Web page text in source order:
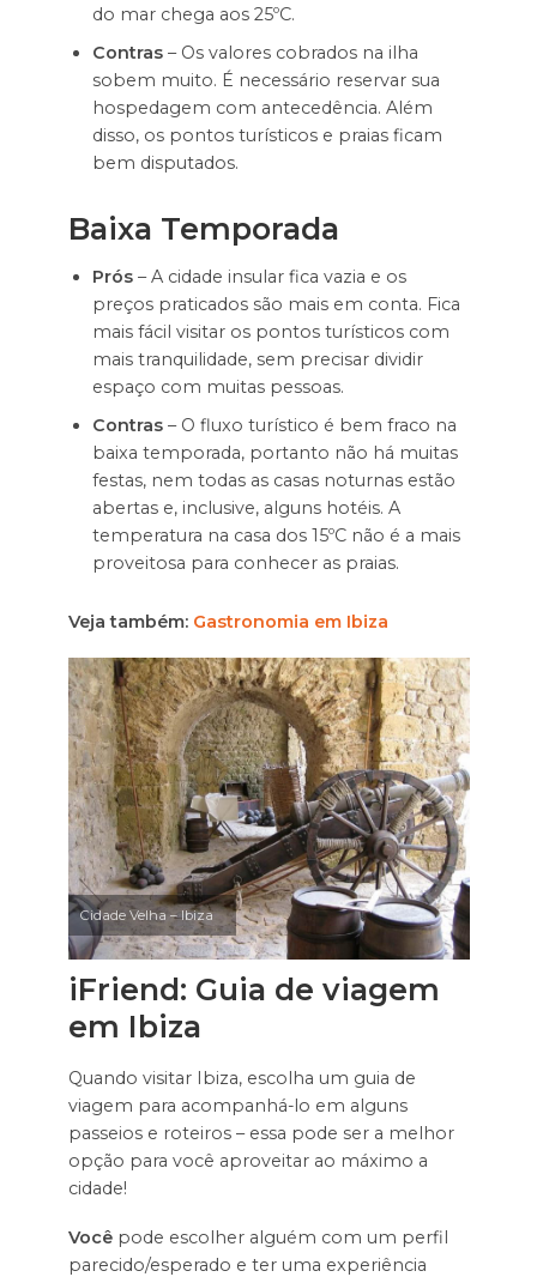
do mar chega aos 25ºC.
Contras – Os valores cobrados na ilha
sobem muito. É necessário reservar sua
hospedagem com antecedência. Além
disso, os pontos turísticos e praias ficam
bem disputados.
Baixa Temporada
Prós – A cidade insular fica vazia e os
preços praticados são mais em conta. Fica
mais fácil visitar os pontos turísticos com
mais tranquilidade, sem precisar dividir
espaço com muitas pessoas.
Contras – O fluxo turístico é bem fraco na
baixa temporada, portanto não há muitas
festas, nem todas as casas noturnas estão
abertas e, inclusive, alguns hotéis. A
temperatura na casa dos 15ºC não é a mais
proveitosa para conhecer as praias.
Veja também: Gastronomia em Ibiza
Cidade Velha – Ibiza
iFriend: Guia de viagem
em Ibiza
Quando visitar Ibiza, escolha um guia de
viagem para acompanhá-lo em alguns
passeios e roteiros – essa pode ser a melhor
opção para você aproveitar ao máximo a
cidade!
Você pode escolher alguém com um perfil
parecido/esperado e ter uma experiência